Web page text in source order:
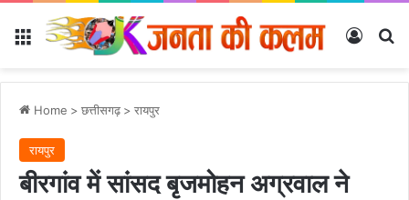
Menu Log In
Home > छत्तीसगढ़ > रायपुर
रायपुर
बीरगांव में सांसद बृजमोहन अग्रवाल ने